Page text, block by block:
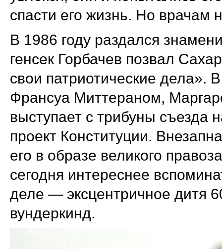
спасти его жизнь. Но врачам
В 1986 году раздался
генсек Горбачев позвал
свои патриотические дела».
Франсуа Миттераном,
выступает с трибуны съезда
проект Конституции.
его в образе великого
сегодня интереснее
деле — эксцентричное дитя
вундеркинд.